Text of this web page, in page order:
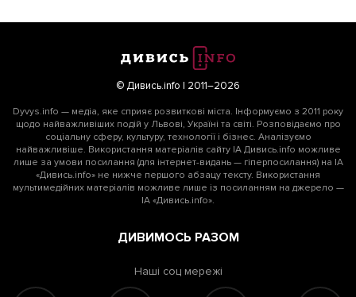
© Дивись.info | 2011–2026
Dyvys.info — медіа, яке сприяє розвиткові міста. Інформуємо з 2011 року
щодо найважливіших подій у Львові, Україні та світі. Розповідаємо про
соціальну сферу, культуру, технології і бізнес. Аналізуємо
найважливіше. Використання матеріалів сайту ІА Дивись.info можливе
лише за умови посилання (для інтернет-видань — гіперпосилання) на ІА
«Дивись.info» не нижче першого абзацу тексту. Використання
мультимедійних матеріалів можливе лише із посиланням на джерело —
ІА «Дивись.info».
ДИВИМОСЬ РАЗОМ
Наші соц мережі